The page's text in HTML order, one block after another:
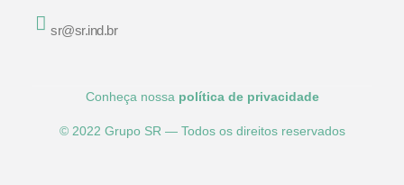
sr@sr.ind.br
Conheça nossa política de privacidade
© 2022 Grupo SR — Todos os direitos reservados